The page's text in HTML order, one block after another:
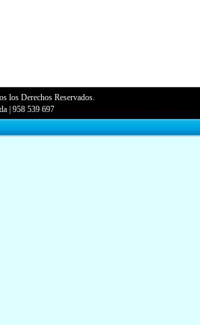
los Derechos Reservados.
|958 539 697